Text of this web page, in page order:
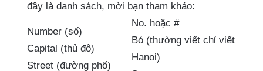
đây là danh sách, mời bạn tham khảo:
Number (số)
Capital (thủ đô)
Street (đường phố)
No. hoặc #
​Bỏ (thường viết chỉ viết
Hanoi)